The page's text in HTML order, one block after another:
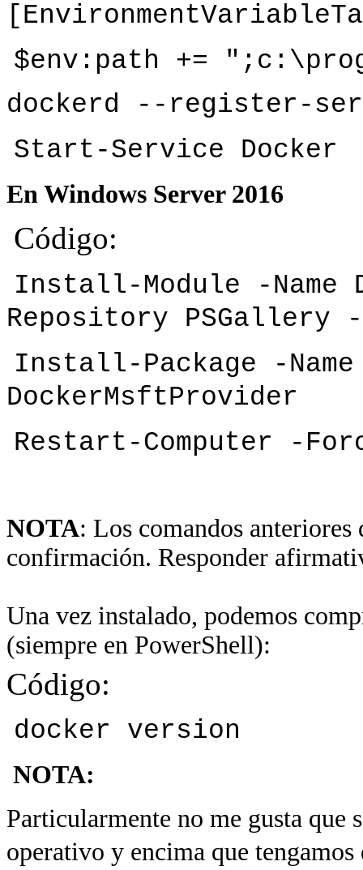
$env:path +=
dockerd --register-
Start-Service Docker
En Windows Server 2016
Código:
Install-Module -Name
Repository PSGallery
Install-Package -
DockerMsftProvider
Restart-Computer -
NOTA: Los comandos
confirmación. Responder
Una vez instalado, podemos
(siempre en PowerShell):
Código:
docker version
NOTA:
Particularmente no me gusta que
operativo y encima que